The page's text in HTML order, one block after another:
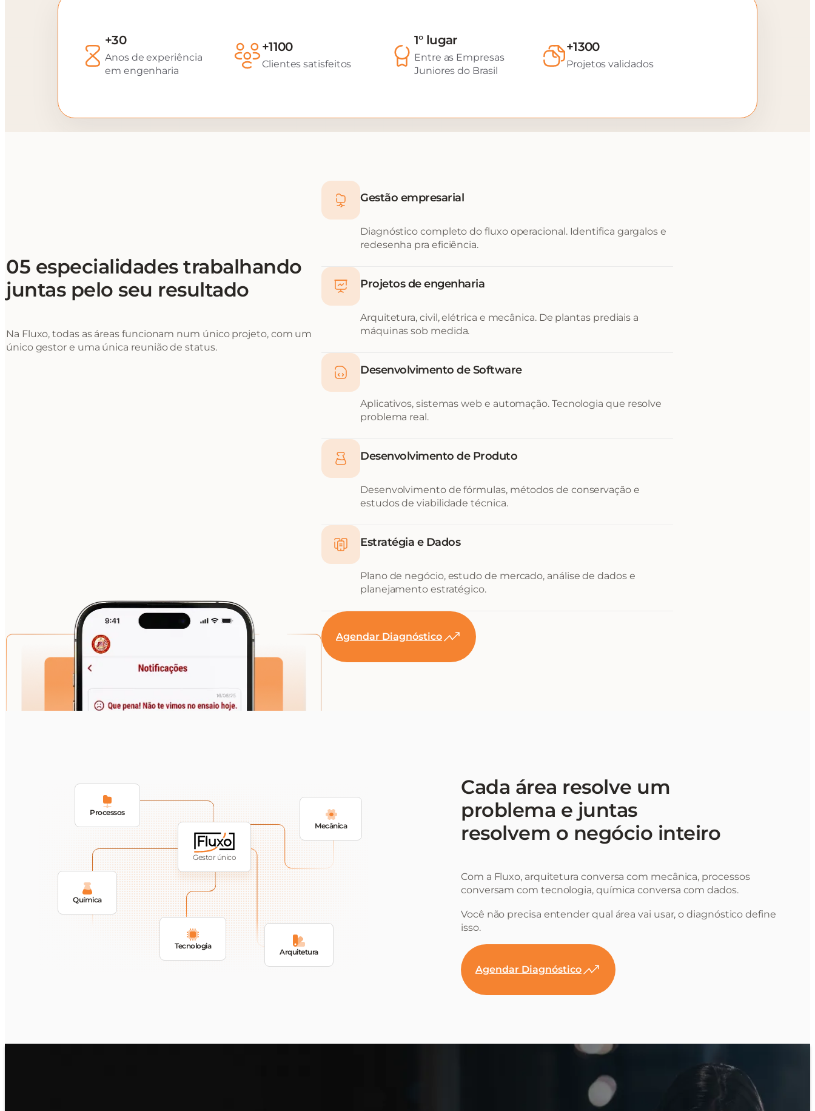
+30
Anos de experiência
em engenharia
+1100
Clientes satisfeitos
1° lugar
Entre as Empresas
Juniores do Brasil
+1300
Projetos validados
05 especialidades trabalhando
juntas pelo seu resultado
Na Fluxo, todas as áreas funcionam num único projeto, com um
único gestor e uma única reunião de status.
Gestão empresarial
Diagnóstico completo do fluxo operacional. Identifica gargalos e
redesenha pra eficiência.
Projetos de engenharia
Arquitetura, civil, elétrica e mecânica. De plantas prediais a
máquinas sob medida.
Desenvolvimento de Software
Aplicativos, sistemas web e automação. Tecnologia que resolve
problema real.
Desenvolvimento de Produto
Desenvolvimento de fórmulas, métodos de conservação e
estudos de viabilidade técnica.
Estratégia e Dados
Plano de negócio, estudo de mercado, análise de dados e
planejamento estratégico.
Agendar Diagnóstico
Processos
Gestor único
Mecânica
Tecnologia
Arquitetura
Química
Cada área resolve um
problema e juntas
resolvem o negócio inteiro
Com a Fluxo, arquitetura conversa com mecânica, processos
conversam com tecnologia, química conversa com dados.
Você não precisa entender qual área vai usar, o diagnóstico define
isso.
Agendar Diagnóstico